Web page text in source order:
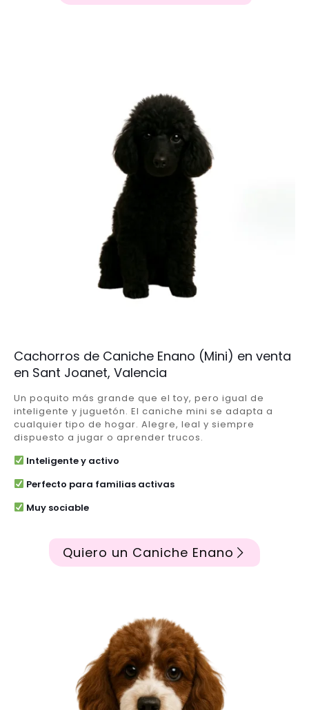
Cachorros de Caniche Enano (Mini) en venta
en Sant Joanet, Valencia
Un poquito más grande que el toy, pero igual de
inteligente y juguetón. El caniche mini se adapta a
cualquier tipo de hogar. Alegre, leal y siempre
dispuesto a jugar o aprender trucos.
Inteligente y activo
Perfecto para familias activas
Muy sociable
Quiero un Caniche Enano